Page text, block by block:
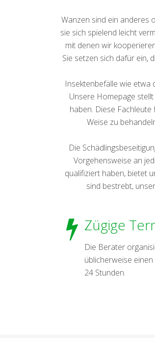
Wanzen sind ein anderes
sie sich spielend leicht
mit denen wir
Sie setzen sich dafür ein,
Insektenbefälle wie etwa
Unsere Homepage
haben. Diese
Weise zu
Die
Vorgehensweise an
qualifiziert haben, bietet
sind bestrebt,
Zügige
Die Berater
üblicherweise
24 Stunden.